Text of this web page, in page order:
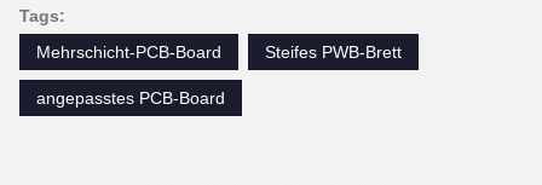
Tags:
Mehrschicht-PCB-Board
Steifes PWB-Brett
angepasstes PCB-Board